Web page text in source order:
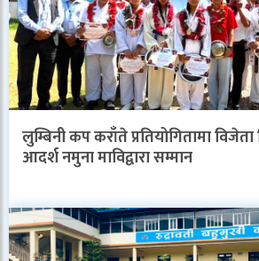
लुम्बिनी कप कराँते प्रतियोगितामा विजेता
आदर्श नमुना माविद्वारा सम्मान